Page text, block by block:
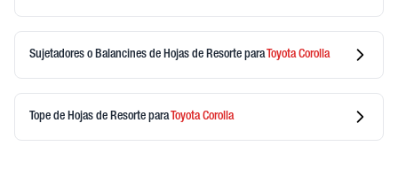
Sujetadores o Balancines de Hojas de Resorte paraToyotaCorolla
Tope de Hojas de Resorte paraToyotaCorolla